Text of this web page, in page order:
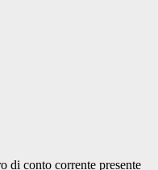
di conto corrente presente